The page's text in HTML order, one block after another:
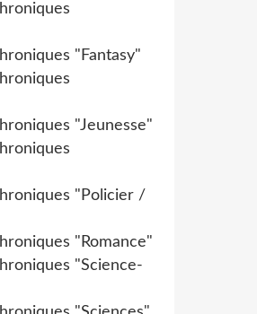
"Fantasy"
"Jeunesse"
"Policier /
"Romance"
"Science-